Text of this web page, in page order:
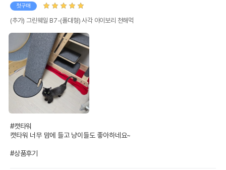
첫구매
(추가) 그린웨일 B7-(폴대형) 사각 아이보리 천해먹
#캣타워
캣타워 너무 맘에 들고 냥이들도 좋아하네요~
#상품후기